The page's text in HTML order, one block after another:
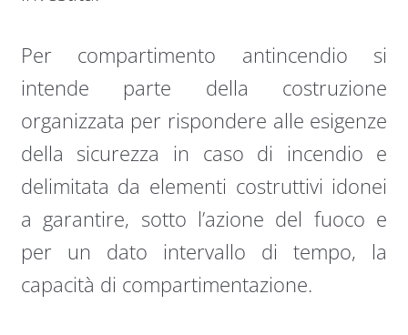
Per compartimento antincendio si
intende parte della costruzione
organizzata per rispondere alle esigenze
della sicurezza in caso di incendio e
delimitata da elementi costruttivi idonei
a garantire, sotto l’azione del fuoco e
per un dato intervallo di tempo, la
capacità di compartimentazione.